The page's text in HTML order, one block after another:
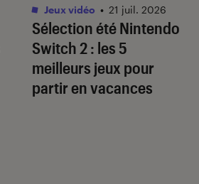
Sélection été Nintendo
Switch 2 : les 5
meilleurs jeux pour
partir en vacances
Jeux vidéo • 21 juil. 2026